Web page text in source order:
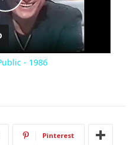
Play
Video
- 1986
Pinterest